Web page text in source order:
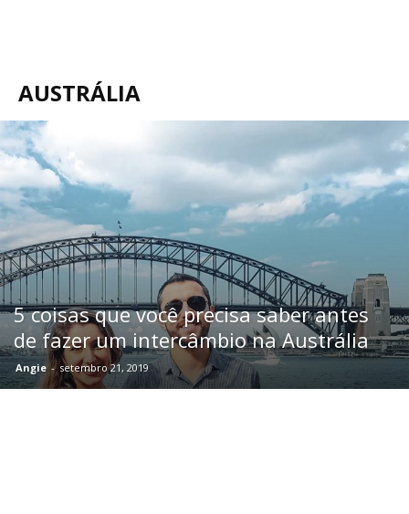
AUSTRÁLIA
5 coisas que você precisa saber antes
de fazer um intercâmbio na Austrália
Angie - setembro 21, 2019